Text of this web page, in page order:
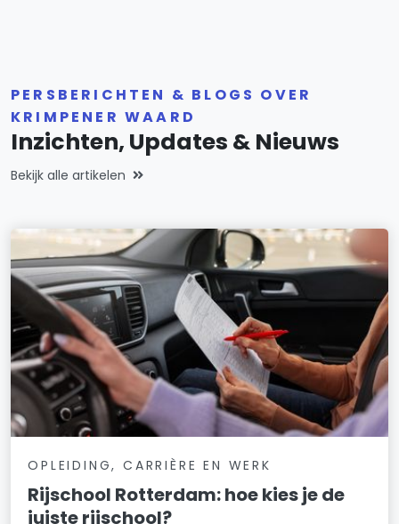
PERSBERICHTEN & BLOGS OVER
KRIMPENER WAARD
Inzichten, Updates & Nieuws
Bekijk alle artikelen
OPLEIDING, CARRIÈRE EN WERK
Rijschool Rotterdam: hoe kies je de
juiste rijschool?